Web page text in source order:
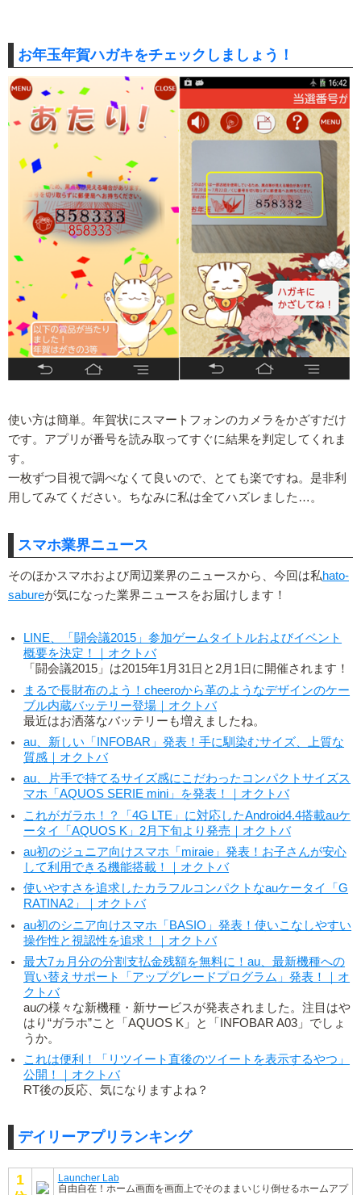
お年玉年賀ハガキをチェックしましょう！
使い方は簡単。年賀状にスマートフォンのカメラをかざすだけ
です。アプリが番号を読み取ってすぐに結果を判定してくれま
す。
一枚ずつ目視で調べなくて良いので、とても楽ですね。是非利
用してみてください。ちなみに私は全てハズレました…。
スマホ業界ニュース
そのほかスマホおよび周辺業界のニュースから、今回は私hato-
sabureが気になった業界ニュースをお届けします！
LINE、「闘会議2015」参加ゲームタイトルおよびイベント
概要を決定！｜オクトバ
「闘会議2015」は2015年1月31日と2月1日に開催されます！
まるで長財布のよう！cheeroから革のようなデザインのケー
ブル内蔵バッテリー登場｜オクトバ
最近はお洒落なバッテリーも増えましたね。
au、新しい「INFOBAR」発表！手に馴染むサイズ、上質な
質感｜オクトバ
au、片手で持てるサイズ感にこだわったコンパクトサイズス
マホ「AQUOS SERIE mini」を発表！｜オクトバ
これがガラホ！？「4G LTE」に対応したAndroid4.4搭載auケ
ータイ「AQUOS K」2月下旬より発売｜オクトバ
au初のジュニア向けスマホ「miraie」発表！お子さんが安心
して利用できる機能搭載！｜オクトバ
使いやすさを追求したカラフルコンパクトなauケータイ「G
RATINA2」｜オクトバ
au初のシニア向けスマホ「BASIO」発表！使いこなしやすい
操作性と視認性を追求！｜オクトバ
最大7ヵ月分の分割支払金残額を無料に！au、最新機種への
買い替えサポート「アップグレードプログラム」発表！｜オ
クトバ
auの様々な新機種・新サービスが発表されました。注目はや
はり“ガラホ”こと「AQUOS K」と「INFOBAR A03」でしょ
うか。
これは便利！「リツイート直後のツイートを表示するやつ」
公開！｜オクトバ
RT後の反応、気になりますよね？
デイリーアプリランキング
1
Launcher Lab
自由自在！ホーム画面を画面上でそのままいじり倒せるホームアプ